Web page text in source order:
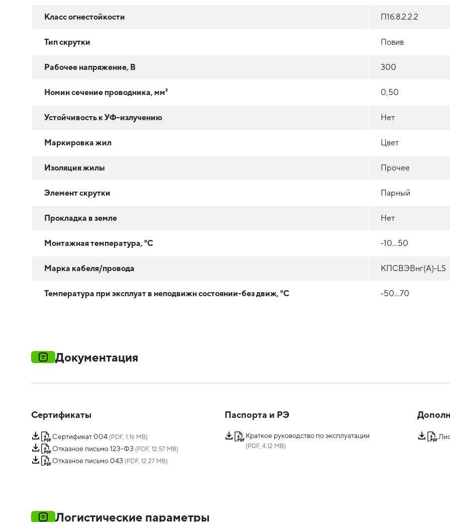
Класс огнестойкости П1б.8.2.2.2
Тип скрутки Повив
Рабочее напряжение, В 300
Номин сечение проводника, мм² 0,50
Устойчивость к УФ-излучению Нет
Маркировка жил Цвет
Изоляция жилы Прочее
Элемент скрутки Парный
Прокладка в земле Нет
Монтажная температура, °C -10…50
Марка кабеля/провода КПСВЭВнг(А)-LS
Температура при эксплуат в неподвижн состоянии-без движ, °C -50…70
Документация
Сертификаты
Сертификат 004 (PDF, 1.16 MB)
Отказное письмо 123-ФЗ (PDF, 12.57 MB)
Отказное письмо 043 (PDF, 12.27 MB)
Паспорта и РЭ
Краткое руководство по эксплуатации
(PDF, 4.12 MB)
Логистические параметры